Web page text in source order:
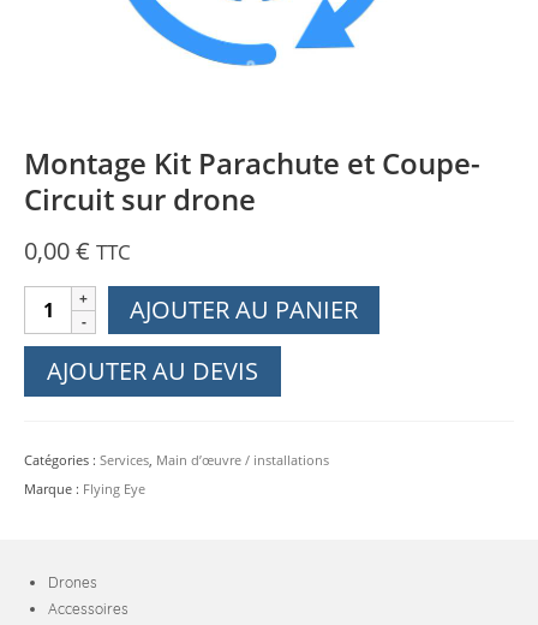
Montage Kit Parachute et Coupe-
Circuit sur drone
0,00€ TTC
quantité
de
Montage
Kit
Coupe-
Circuit
AJOUTER AU PANIER
AJOUTER AU DEVIS
Catégories : Services, Main d’œuvre / installations
Marque : Flying Eye
Drones
Accessoires